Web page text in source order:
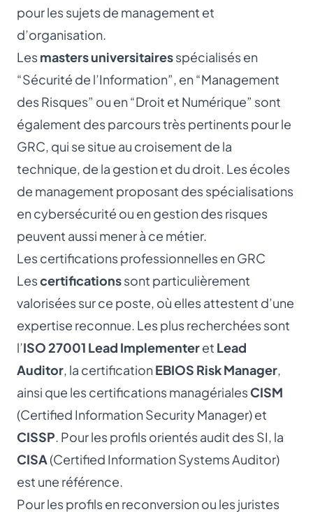
pour les sujets de management et
d’organisation.
Lesmasters universitairesspécialisés en
“Sécurité de l’Information”, en “Management
des Risques” ou en “Droit et Numérique” sont
également des parcours très pertinents pour le
GRC, qui se situe au croisement de la
technique, de la gestion et du droit. Les écoles
de management proposant des spécialisations
en cybersécurité ou en gestion des risques
peuvent aussi mener à ce métier.
Les certifications professionnelles en GRC
Lescertificationssont particulièrement
valorisées sur ce poste, où elles attestent d’une
expertise reconnue. Les plus recherchées sont
l’ISO 27001 Lead Implementeret Lead
Auditor, la certificationEBIOS Risk Manager,
ainsi que les certifications managérialesCISM
(Certified Information Security Manager) et
CISSP. Pour les profils orientés audit des SI, la
CISA(Certified Information Systems Auditor)
est une référence.
Pour les profils en reconversion ou les juristes